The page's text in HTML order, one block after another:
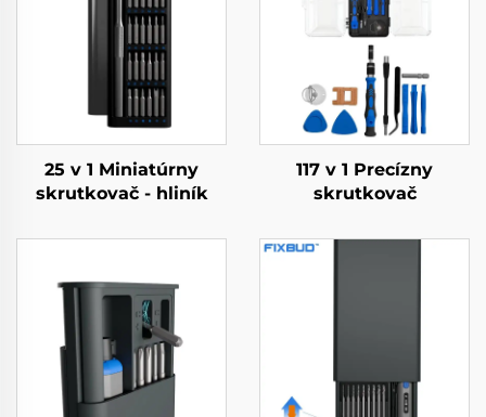
25 v 1 Miniatúrny
skrutkovač - hliník
117 v 1 Precízny
skrutkovač